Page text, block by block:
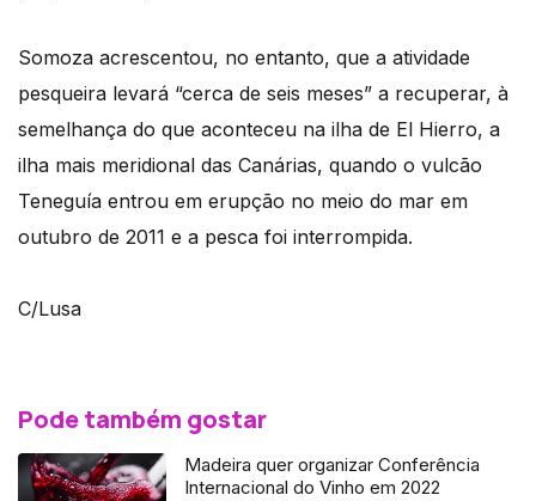
Somoza acrescentou, no entanto, que a atividade
pesqueira levará “cerca de seis meses” a recuperar, à
semelhança do que aconteceu na ilha de El Hierro, a
ilha mais meridional das Canárias, quando o vulcão
Teneguía entrou em erupção no meio do mar em
outubro de 2011 e a pesca foi interrompida.
C/Lusa
Pode também gostar
Madeira quer organizar Conferência
Internacional do Vinho em 2022